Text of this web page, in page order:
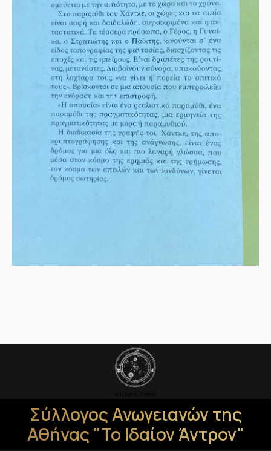
Σύλλογος Ανωγειανών της
Αθήνας "Το Ιδαίον Άντρον"